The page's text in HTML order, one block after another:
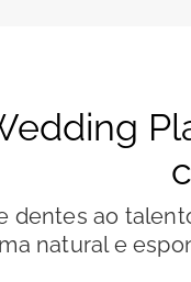
dentes ao
natural e